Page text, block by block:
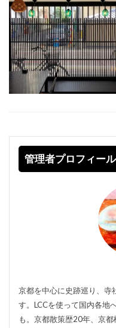
管理者プロフィール
京都を中心に史跡巡り、寺
す。LCCを使って国内各地
も。京都散策歴20年、京